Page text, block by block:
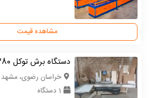
مشاهده قیمت
دستگاه برش توکل 380
خراسان رضوی، مشهد
1 دستگاه